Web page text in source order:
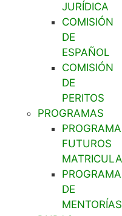
JURÍDICA
COMISIÓN
DE
ESPAÑOL
COMISIÓN
DE
PERITOS
PROGRAMAS
PROGRAMA
FUTUROS
PROGRAMA
DE
MENTORÍAS